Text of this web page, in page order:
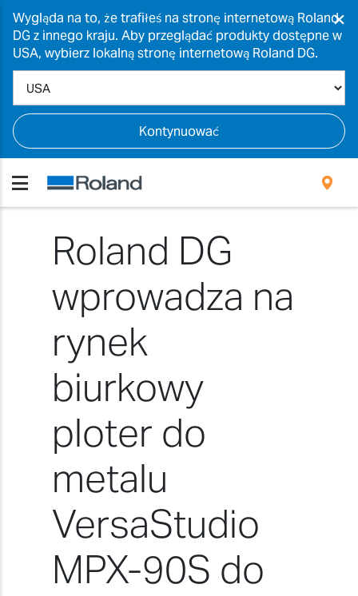
Wygląda na to, że trafiłeś na stronę internetową Roland
DG z innego kraju. Aby przeglądać produkty dostępne w
USA, wybierz lokalną stronę internetową Roland DG.
Kontynuować
×
Roland DG
wprowadza na
rynek
biurkowy
ploter do
metalu
VersaStudio
MPX-90S do